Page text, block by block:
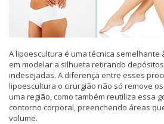
A lipoescultura é uma técnica semelhante
em modelar a silhueta retirando
indesejadas. A diferença entre esses
lipoescultura o cirurgião não só remove
uma região, como também reutiliza essa
contorno corporal, preenchendo áreas
volume.